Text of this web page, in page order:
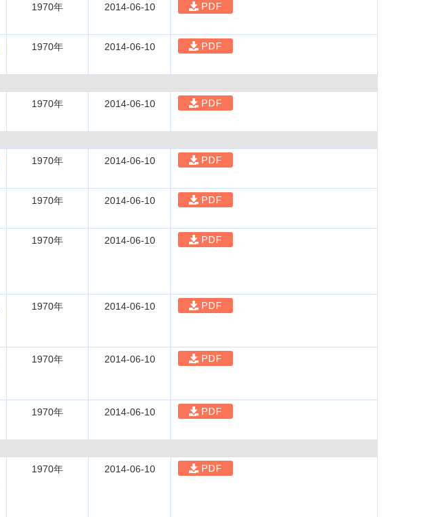
1970年 2014-06-10 PDF
1970年 2014-06-10 PDF
1970年 2014-06-10 PDF
1970年 2014-06-10 PDF
1970年 2014-06-10 PDF
1970年 2014-06-10 PDF
1970年 2014-06-10 PDF
1970年 2014-06-10 PDF
1970年 2014-06-10 PDF
1970年 2014-06-10 PDF